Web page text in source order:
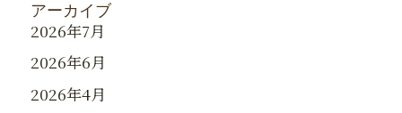
アーカイブ
2026年7月
2026年6月
2026年4月